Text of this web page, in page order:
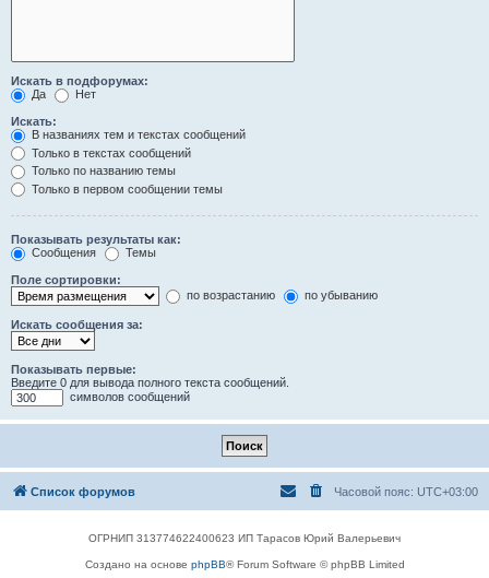
Искать в подфорумах:
Да
Нет
Искать:
В названиях тем и текстах сообщений
Только в текстах сообщений
Только по названию темы
Только в первом сообщении темы
Показывать результаты как:
Сообщения
Темы
Поле сортировки:
по возрастанию
по убыванию
Искать сообщения за:
Показывать первые:
Введите 0 для вывода полного текста сообщений.
символов сообщений
Список форумов Часовой пояс: UTC+03:00
ОГРНИП 313774622400623 ИП Тарасов Юрий Валерьевич
Создано на основе phpBB® Forum Software © phpBB Limited